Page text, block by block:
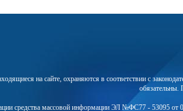
на сайте, охраняются в соответствии с
обязательны.
средства массовой информации ЭЛ №ФС77 - 53095